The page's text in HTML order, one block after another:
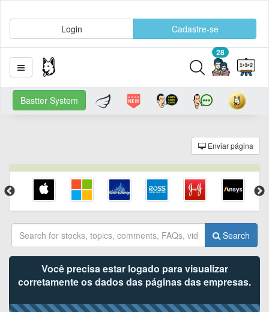
Login Cadastre-se
28
Bastter System
Enviar página
Search
Você precisa estar logado para visualizar
corretamente os dados das páginas das empresas.